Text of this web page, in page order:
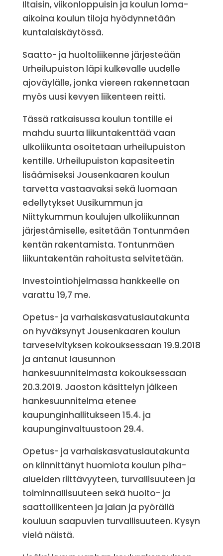
Iltaisin, viikonloppuisin ja koulun loma-
aikoina koulun tiloja hyödynnetään
kuntalaiskäytössä.
Saatto- ja huoltoliikenne järjesteään
Urheilupuiston läpi kulkevalle uudelle
ajoväylälle, jonka viereen rakennetaan
myös uusi kevyen liikenteen reitti.
Tässä ratkaisussa koulun tontille ei
mahdu suurta liikuntakenttää vaan
ulkoliikunta osoitetaan urheilupuiston
kentille. Urheilupuiston kapasiteetin
lisäämiseksi Jousenkaaren koulun
tarvetta vastaavaksi sekä luomaan
edellytykset Uusikummun ja
Niittykummun koulujen ulkoliikunnan
järjestämiselle, esitetään Tontunmäen
kentän rakentamista. Tontunmäen
liikuntakentän rahoitusta selvitetään.
Investointiohjelmassa hankkeelle on
varattu 19,7 me.
Opetus- ja varhaiskasvatuslautakunta
on hyväksynyt Jousenkaaren koulun
tarveselvityksen kokouksessaan 19.9.2018
ja antanut lausunnon
hankesuunnitelmasta kokouksessaan
20.3.2019. Jaoston käsittelyn jälkeen
hankesuunnitelma etenee
kaupunginhallitukseen 15.4. ja
kaupunginvaltuustoon 29.4.
Opetus- ja varhaiskasvatuslautakunta
on kiinnittänyt huomiota koulun piha-
alueiden riittävyyteen, turvallisuuteen ja
toiminnallisuuteen sekä huolto- ja
saattoliikenteen ja jalan ja pyörällä
kouluun saapuvien turvallisuuteen. Kysyn
vielä näistä.